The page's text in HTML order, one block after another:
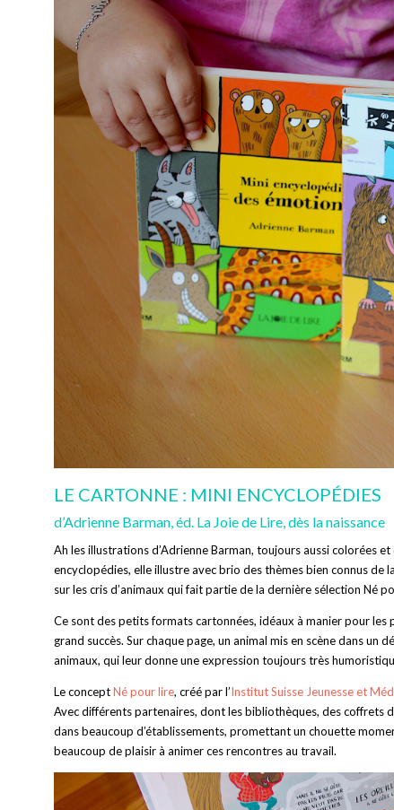
LE CARTONNE : MINI ENCYCLOPÉDIES
d’Adrienne Barman, éd. La Joie de Lire, dès la naissance
Ah les illustrations d’Adrienne Barman, toujours aussi colorées
encyclopédies, elle illustre avec brio des thèmes bien connus de
sur les cris d’animaux qui fait partie de la dernière sélection Né
Ce sont des petits formats cartonnées, idéaux à manier pour
grand succès. Sur chaque page, un animal mis en scène dans
animaux, qui leur donne une expression toujours très
Le conceptNé pour lire, créé par l’Institut Suisse Jeunesse et
Avec différents partenaires, dont les bibliothèques, des coffrets
dans beaucoup d’établissements, promettant un chouette
beaucoup de plaisir à animer ces rencontres au travail.